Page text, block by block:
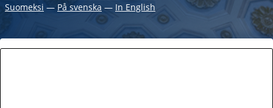
Suomeksi ― På svenska ― In English